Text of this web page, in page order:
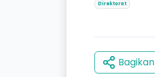
Direktorat
Bagikan